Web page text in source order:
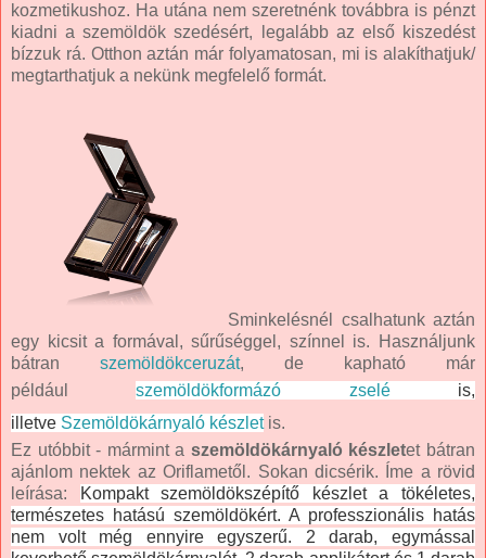
kozmetikushoz. Ha utána nem szeretnénk továbbra is pénzt
kiadni a szemöldök szedésért, legalább az első kiszedést
bízzuk rá. Otthon aztán már folyamatosan, mi is alakíthatjuk/
megtarthatjuk a nekünk megfelelő formát.
Sminkelésnél csalhatunk aztán
egy kicsit a formával, sűrűséggel, színnel is. Használjunk
bátran szemöldökceruzát, de kapható már
példáulszemöldökformázó zseléis,
illetve Szemöldökárnyaló készletis.
Ez utóbbit - mármint a szemöldökárnyaló készletet bátran
ajánlom nektek az Oriflametől. Sokan dicsérik. Íme a rövid
leírása:
Kompakt szemöldökszépítő készlet a tökéletes,
természetes hatású szemöldökért. A professzionális hatás
nem volt még ennyire egyszerű. 2 darab, egymással